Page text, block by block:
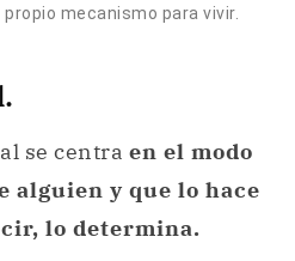
mecanismo para vivir.
se centra en el modo
alguien y que lo hace
lo determina.